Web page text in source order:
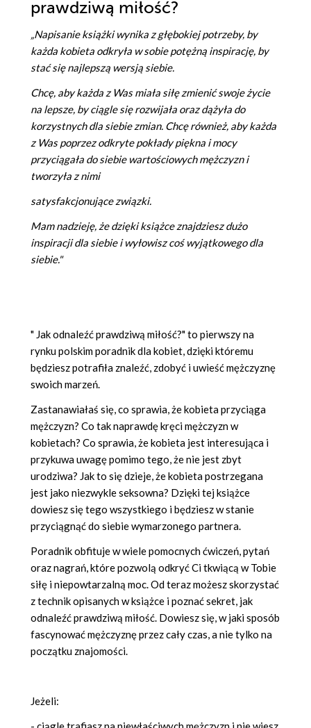
prawdziwą miłość?
„Napisanie książki wynika z głębokiej potrzeby, by
każda kobieta odkryła w sobie potężną inspirację, by
stać się najlepszą wersją siebie.
Chcę, aby każda z Was miała siłę zmienić swoje życie
na lepsze, by ciągle się rozwijała oraz dążyła do
korzystnych dla siebie zmian. Chcę również, aby każda
z Was poprzez odkryte pokłady piękna i mocy
przyciągała do siebie wartościowych mężczyzn i
tworzyła z nimi
satysfakcjonujące związki.
Mam nadzieję, że dzięki książce znajdziesz dużo
inspiracji dla siebie i wyłowisz coś wyjątkowego dla
siebie."
" Jak odnaleźć prawdziwą miłość?" to pierwszy na
rynku polskim poradnik dla kobiet, dzięki któremu
będziesz potrafiła znaleźć, zdobyć i uwieść mężczyznę
swoich marzeń.
Zastanawiałaś się, co sprawia, że kobieta przyciąga
mężczyzn? Co tak naprawdę kręci mężczyzn w
kobietach? Co sprawia, że kobieta jest interesująca i
przykuwa uwagę pomimo tego, że nie jest zbyt
urodziwa? Jak to się dzieje, że kobieta postrzegana
jest jako niezwykle seksowna? Dzięki tej książce
dowiesz się tego wszystkiego i będziesz w stanie
przyciągnąć do siebie wymarzonego partnera.
Poradnik obfituje w wiele pomocnych ćwiczeń, pytań
oraz nagrań, które pozwolą odkryć Ci tkwiącą w Tobie
siłę i niepowtarzalną moc. Od teraz możesz skorzystać
z technik opisanych w książce i poznać sekret, jak
odnaleźć prawdziwą miłość. Dowiesz się, w jaki sposób
fascynować mężczyznę przez cały czas, a nie tylko na
początku znajomości.
Jeżeli: